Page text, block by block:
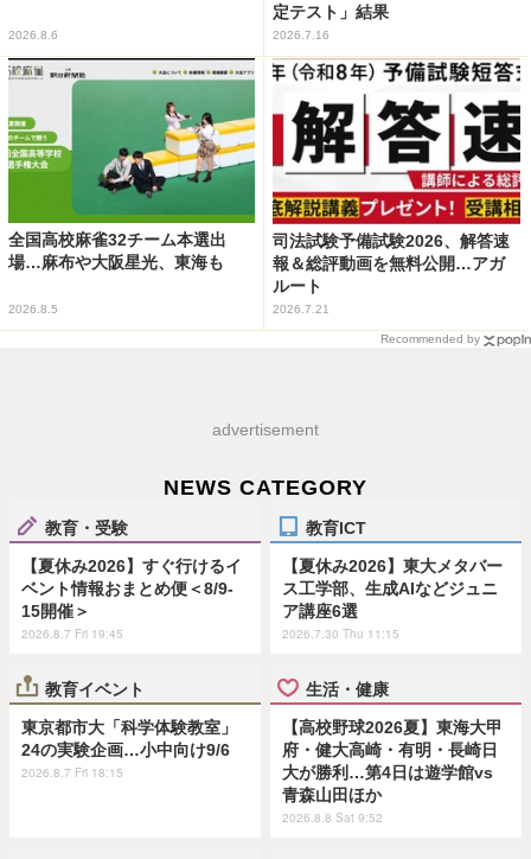
2026.8.6
定テスト」結果
2026.7.16
全国高校麻雀32チーム本選出
場…麻布や大阪星光、東海も
2026.8.5
司法試験予備試験2026、解答速
報＆総評動画を無料公開…アガ
ルート
2026.7.21
Recommended by
advertisement
NEWS CATEGORY
教育・受験
【夏休み2026】すぐ行けるイ
ベント情報おまとめ便＜8/9-
15開催＞
2026.8.7 Fri 19:45
教育ICT
【夏休み2026】東大メタバー
ス工学部、生成AIなどジュニ
ア講座6選
2026.7.30 Thu 11:15
教育イベント
東京都市大「科学体験教室」
24の実験企画…小中向け9/6
2026.8.7 Fri 18:15
生活・健康
【高校野球2026夏】東海大甲
府・健大高崎・有明・長崎日
大が勝利…第4日は遊学館vs
青森山田ほか
2026.8.8 Sat 9:52